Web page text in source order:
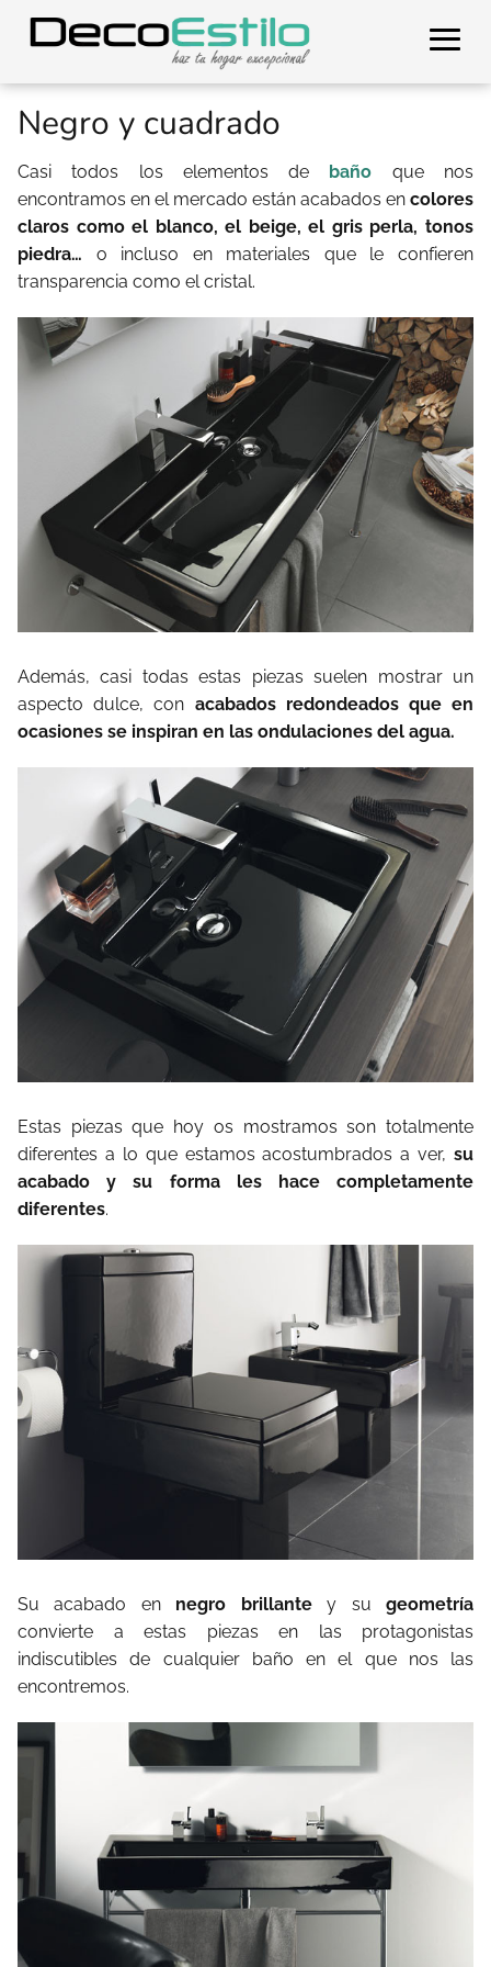
Negro y cuadrado
Casi todos los elementos de baño que nos
encontramos en el mercado están acabados en colores
claros como el blanco, el beige, el gris perla, tonos
piedra… o incluso en materiales que le confieren
transparencia como el cristal.
Además, casi todas estas piezas suelen mostrar un
aspecto dulce, con acabados redondeados que en
ocasiones se inspiran en las ondulaciones del agua.
Estas piezas que hoy os mostramos son totalmente
diferentes a lo que estamos acostumbrados a ver, su
acabado y su forma les hace completamente
diferentes.
Su acabado ennegro brillantey sugeometría
convierte a estas piezas en las protagonistas
indiscutibles de cualquier baño en el que nos las
encontremos.